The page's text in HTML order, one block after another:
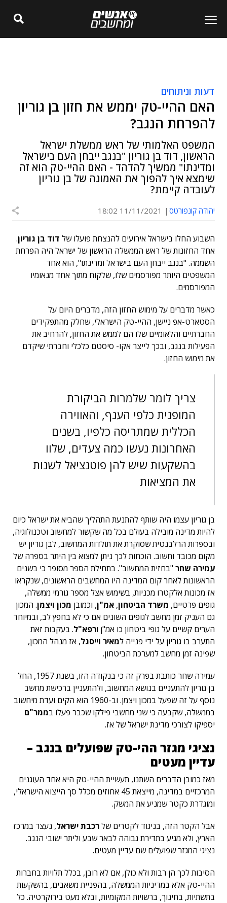
דעות וניתוחים
האם ההיי-טק יממש את חזון בן גוריון
להפרחת הנגב?
המשפט האלמותי של ראש ממשלת ישראל
הראשון, דוד בן גוריון "בנגב ייבחן העם בישראל
ומדינתו" ממשיך להדהד - האם ההיי-טק הוא זה
שימצא איך להפוך את האמונה של בן גוריון
לעובדה קיימת?
יהודה קונפורטס 11/11/2021 18:02
השבוע החלו בישראל אירועים להנצחת פועלו של דוד בן גוריון.
אחד החזונות של ראש הממשלה הראשון של ישראל היה הפרחת
השממה. "בנגב ייבחן העם בישראל ומדינתו", הוא אחד
המשפטים היותר מפורסמים שלו, שלקוח מתוך אחד מנאומיו
המפורסמים.
כאשר מדברים על מימוש החזון הזה, מדברים היום על
הסטארט-אפ ניישן, ההיי-טק הישראלי, שחלק מהתפקידים
החברתיים והלאומיים שלו הם לממש את החזון, להרחיב את
הפעילות בנגב, ובכך לייצר אקו- סיסטם כלכלי וחברתי שיקדם
את מימוש החזון.
צריך לומר שלמרות הביקורת
המופנית כלפי הענף, והאווירה
הכללית שמתריסה כלפיו, בשנים
האחרונות נעשו כמה צעדים, שלוו
בהשקעות שיש להן פוטנציאל לשנות
את המציאות
בן גוריון עצמו היה שותף להתנעת התהליך שהביא את ישראל כיום
להיות מדינה מובילה בעולם בכל מה שקשור למחשוב וטכנולוגיה,
ובספרות הרלבנטית שסוקרת את תולדות המחשוב, לבן גוריון יש
מקום מכובד וחשוב. הוכחות לכך ניתן למצוא בין היתר בספרה של
עמירה שחר "בחזית המחשוב". בתחילת הספר מסופר כי בשנים
הראשונות לאחר קום המדינה היו המחשבים הראשונים, שנקראו
אז מכונות אלקטרו מכניות, בשימוש אצל מספר גורמי ממשלה,
גופים פרטיים, משרד הביטחון, אמ"ן, וכמובן מכון ויצמן. המכון
גם העניק זמן מחשב לגופים השונים אם כי לא בחפץ לב, ובמיוחד
הערים קשיים על גופי ביטחון כו אמ"ן ורפא"ל. בעקבות זאת
התערב בו גוריון על ידי פנייה למאיר וייסגל, אז מנהל המכון,
שפינה זמן מחשב למערכת הביטחון.
עמירה שחר כותבת בפרק זה כי בנקודה הזו, בשנת 1957, החל
בן גוריון להתעניים בנושא המחשוב, ולהתעניין ברכישת מחשב
נוסף על זה שפעל במכון ויצמן. וב-1960 הוא הקים ועדת מיחשוב
בממשלה, שקבעה כי שני מחשבי פילקו שכבר פעלו בממר"ם
יספיקו לצורכי מדינת ישראל של אז.
נציגי מגזר ההי-טק שפועלים בנגב –
עדיין מעטים
מאז כמובן הדברים השתנו, תעשיית ההיי-טק היא אחד העוגנים
המרכזיים במדינה, מייצאת 45 אחוזים מכלל סך הייצוא הישראלי,
ומוגדרת כקטר שמניע את המשק.
אבל הקטר הזה, בניגוד לקטרים שלרכבת ישראל, נעצר במרכז
הארץ, ולא מגיע בתדירת גבוהה לבאר שבע וליתר ישובי הנגב.
נציגי המגזר שפועלים שם עדיין מעטים.
הסיבות לכך הן רבות ולא כולן, אם לא רובן, בכלל תלויות בחברות
ההיי-טק אלא במדיניות הממשלה, בהפניית משאבים, בהשקעות
בתשתיות, בחינוך, ברשויות המקומיות, ובלא מעט בירוקרטיה. כל